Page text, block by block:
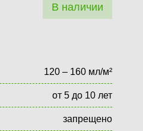
В наличии
120 – 160 мл/м²
от 5 до 10 лет
запрещено